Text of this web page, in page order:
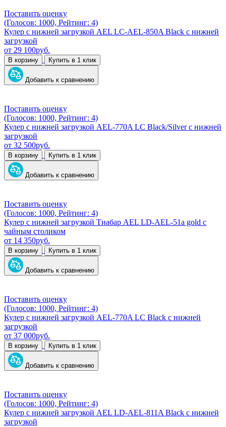
Поставить оценку
(Голосов: 1000, Рейтинг: 4)
Кулер с нижней загрузкой AEL LC-AEL-850A Black с нижней
загрузкой
от 29 100руб.
В корзину Купить в 1 клик
Добавить к сравнению
Поставить оценку
(Голосов: 1000, Рейтинг: 4)
Кулер с нижней загрузкой AEL-770A LC Black/Silver с нижней
загрузкой
от 32 500руб.
В корзину Купить в 1 клик
Добавить к сравнению
Поставить оценку
(Голосов: 1000, Рейтинг: 4)
Кулер с нижней загрузкой Тиабар AEL LD-AEL-51a gold с
чайным столиком
от 14 350руб.
В корзину Купить в 1 клик
Добавить к сравнению
Поставить оценку
(Голосов: 1000, Рейтинг: 4)
Кулер с нижней загрузкой AEL-770A LC Black с нижней
загрузкой
от 37 000руб.
В корзину Купить в 1 клик
Добавить к сравнению
Поставить оценку
(Голосов: 1000, Рейтинг: 4)
Кулер с нижней загрузкой AEL LD-AEL-811A Black с нижней
загрузкой